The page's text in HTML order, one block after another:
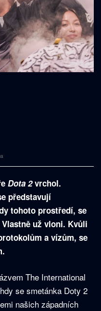
Dota 2vrchol.
představují
tohoto prostředí, se
už vloni. Kvůli
a vízům, se
The International
se smetánka Doty 2
našich západních